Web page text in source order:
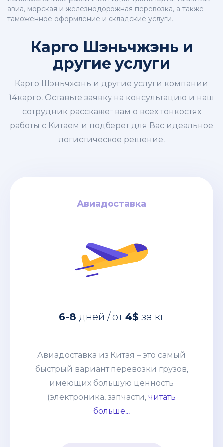
авиа, морская и железнодорожная перевозка, а также
таможенное оформление и складские услуги.
Карго Шэньчжэнь и
другие услуги
Карго Шэньчжэнь и другие услуги компании
14карго. Оставьте заявку на консультацию и наш
сотрудник расскажет вам о всех тонкостях
работы с Китаем и подберет для Вас идеальное
логистическое решение.
Авиадоставка
6-8 дней / от 4$за кг
Авиадоставка из Китая – это самый
быстрый вариант перевозки грузов,
имеющих большую ценность
(электроника, запчасти, читать
больше...
Авиадоставка
6-8
дней / от
4$
имеющих большую ценность
взвешенным подходом к наполнению
склада и те, кому нужно получить
товары по индивидуальному заказу.